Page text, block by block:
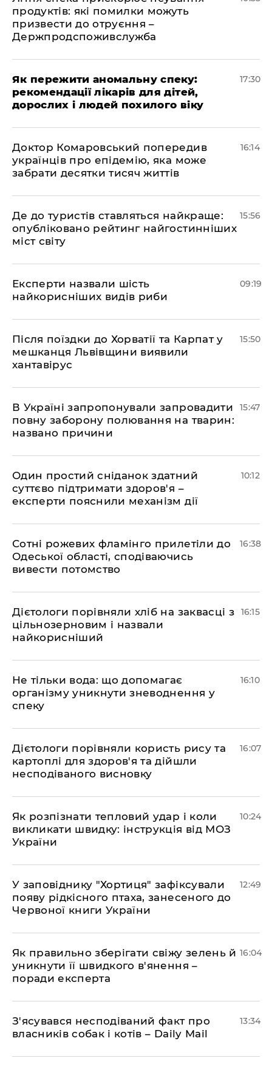
продуктів: які помилки можуть
призвести до отруєння –
Держпродспоживслужба
Як пережити аномальну спеку:
рекомендації лікарів для дітей,
дорослих і людей похилого віку
17:30
Доктор Комаровський попередив
українців про епідемію, яка може
забрати десятки тисяч життів
16:14
Де до туристів ставляться найкраще:
опубліковано рейтинг найгостинніших
міст світу
15:56
Експерти назвали шість
найкорисніших видів риби
09:19
Після поїздки до Хорватії та Карпат у
мешканця Львівщини виявили
хантавірус
15:50
В Україні запропонували запровадити
повну заборону полювання на тварин:
названо причини
15:47
Один простий сніданок здатний
суттєво підтримати здоров'я –
експерти пояснили механізм дії
10:12
Сотні рожевих фламінго прилетіли до
Одеської області, сподіваючись
вивести потомство
16:38
Дієтологи порівняли хліб на заквасці з
цільнозерновим і назвали
найкорисніший
16:15
Не тільки вода: що допомагає
організму уникнути зневоднення у
спеку
16:10
Дієтологи порівняли користь рису та
картоплі для здоров'я та дійшли
несподіваного висновку
16:07
Як розпізнати тепловий удар і коли
викликати швидку: інструкція від МОЗ
України
10:24
У заповіднику "Хортиця" зафіксували
появу рідкісного птаха, занесеного до
Червоної книги України
12:49
Як правильно зберігати свіжу зелень й
уникнути її швидкого в'янення –
поради експерта
16:04
З'ясувався несподіваний факт про
власників собак і котів – Daily Mail
13:34